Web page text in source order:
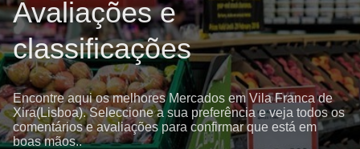
Avaliações e
classificações
Encontre aqui os melhores Mercados em Vila Franca de
Xira(Lisboa). Seleccione a sua preferência e veja todos os
comentários e avaliações para confirmar que está em
boas mãos..